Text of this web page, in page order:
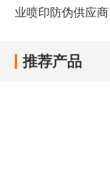
业喷印防伪供应商
推荐产品